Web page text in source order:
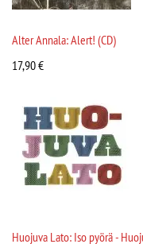
Alter Annala: Alert! (CD)
17,90€
Huojuva Lato: Iso pyörä -